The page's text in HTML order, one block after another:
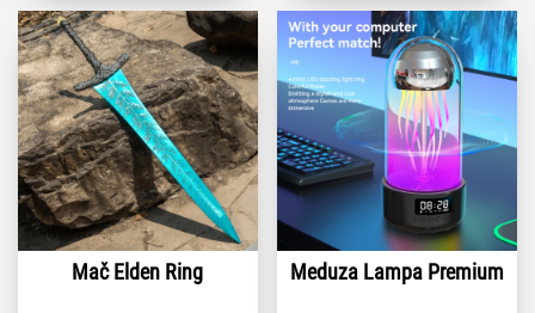
Mač Elden Ring Meduza Lampa Premium